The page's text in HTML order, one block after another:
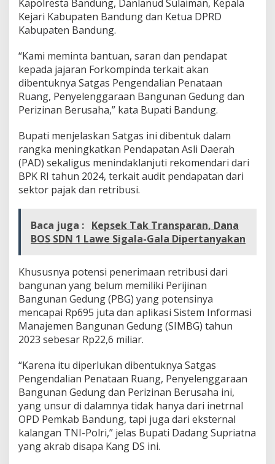
P
e
n
t
a
n
R
u
n
g
,
P
e
n
e
n
a
r
a
n
B
a
g
n
a
n
G
e
d
u
Kapolresta Bandung, Danlanud Sulaiman, Kepala
Kejari Kabupaten Bandung dan Ketua DPRD
Kabupaten Bandung.
“Kami meminta bantuan, saran dan pendapat
kepada jajaran Forkompinda terkait akan
dibentuknya Satgas Pengendalian Penataan
Ruang, Penyelenggaraan Bangunan Gedung dan
Perizinan Berusaha,” kata Bupati Bandung.
Bupati menjelaskan Satgas ini dibentuk dalam
rangka meningkatkan Pendapatan Asli Daerah
(PAD) sekaligus menindaklanjuti rekomendari dari
BPK RI tahun 2024, terkait audit pendapatan dari
sektor pajak dan retribusi.
Baca juga : Kepsek Tak Transparan, Dana
BOS SDN 1 Lawe Sigala-Gala Dipertanyakan
Khususnya potensi penerimaan retribusi dari
bangunan yang belum memiliki Perijinan
Bangunan Gedung (PBG) yang potensinya
mencapai Rp695 juta dan aplikasi Sistem Informasi
Manajemen Bangunan Gedung (SIMBG) tahun
2023 sebesar Rp22,6 miliar.
“Karena itu diperlukan dibentuknya Satgas
Pengendalian Penataan Ruang, Penyelenggaraan
Bangunan Gedung dan Perizinan Berusaha ini,
yang unsur di dalamnya tidak hanya dari inetrnal
OPD Pemkab Bandung, tapi juga dari eksternal
kalangan TNI-Polri,” jelas Bupati Dadang Supriatna
yang akrab disapa Kang DS ini.